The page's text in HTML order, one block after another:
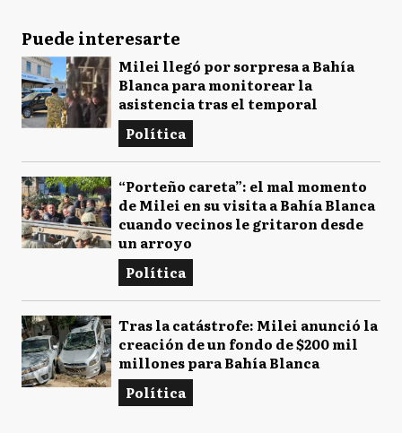
Puede interesarte
Milei llegó por sorpresa a Bahía
Blanca para monitorear la
asistencia tras el temporal
Política
“Porteño careta”: el mal momento
de Milei en su visita a Bahía Blanca
cuando vecinos le gritaron desde
un arroyo
Política
Tras la catástrofe: Milei anunció la
creación de un fondo de $200 mil
millones para Bahía Blanca
Política